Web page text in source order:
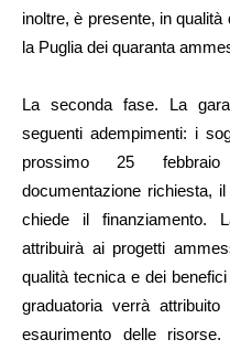
inoltre, è presente, in
la Puglia dei quaranta
La seconda fase. La
seguenti adempimenti: i
prossimo 25
documentazione richiesta,
chiede il finanziamento.
attribuirà ai progetti
qualità tecnica e dei
graduatoria verrà
esaurimento delle